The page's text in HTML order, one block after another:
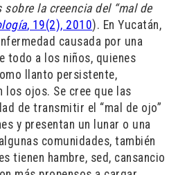
la creencia del “mal de
, 19(2), 2010). En Yucatán,
causada por una
todo a los niños, quienes
llanto persistente,
los ojos. Se cree que las
de transmitir el “mal de ojo”
y presentan un lunar o una
comunidades, también
tienen hambre, sed, cansancio